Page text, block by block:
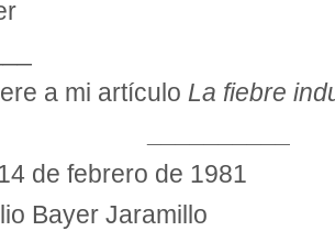
a mi artículo La fiebre
de febrero de 1981
Bayer Jaramillo